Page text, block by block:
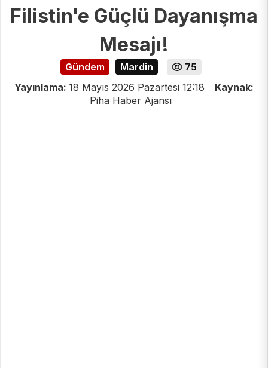
Filistin'e Güçlü Dayanışma
Mesajı!
Gündem Mardin
75
Yayınlama: 18 Mayıs 2026 Pazartesi 12:18
Kaynak:
Piha Haber Ajansı